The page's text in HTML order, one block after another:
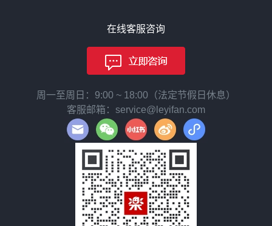
在线客服咨询
周一至周日：9:00 ~ 18:00（法定节假日休息）
客服邮箱：service@leyifan.com